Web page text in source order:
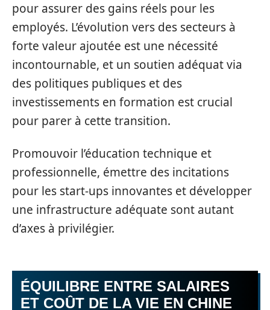
pour assurer des gains réels pour les
employés. L’évolution vers des secteurs à
forte valeur ajoutée est une nécessité
incontournable, et un soutien adéquat via
des politiques publiques et des
investissements en formation est crucial
pour parer à cette transition.
Promouvoir l’éducation technique et
professionnelle, émettre des incitations
pour les start-ups innovantes et développer
une infrastructure adéquate sont autant
d’axes à privilégier.
ÉQUILIBRE ENTRE SALAIRES
ET COÛT DE LA VIE EN CHINE